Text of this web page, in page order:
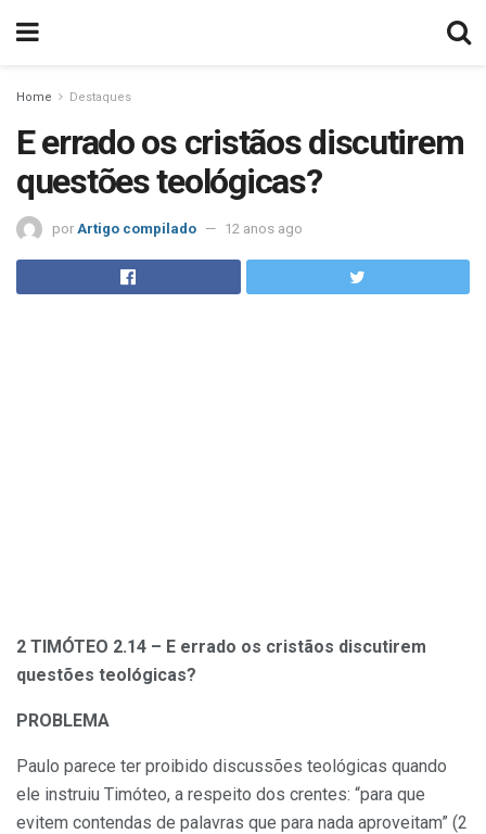
Home Destaques
E errado os cristãos discutirem
questões teológicas?
por Artigo compilado 12 anos ago
2 TIMÓTEO 2.14 – E errado os cristãos discutirem
questões teológicas?
PROBLEMA
Paulo parece ter proibido discussões teológicas quando
ele instruiu Timóteo, a respeito dos crentes: “para que
evitem contendas de palavras que para nada aproveitam” (2